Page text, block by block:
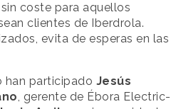
coste para aquellos
clientes de Iberdrola.
evita de esperas en las
han participado Jesús
, gerente de Ébora Electric-